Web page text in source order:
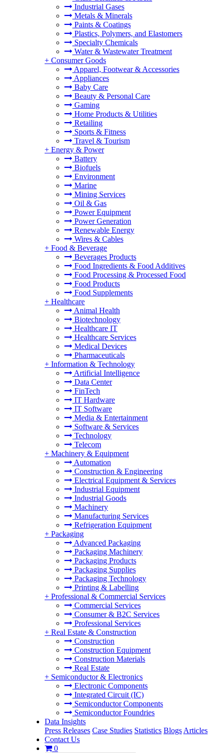
Industrial Gases
Metals & Minerals
Paints & Coatings
Plastics, Polymers, and Elastomers
Specialty Chemicals
Water & Wastewater Treatment
+ Consumer Goods
Apparel, Footwear & Accessories
Appliances
Baby Care
Beauty & Personal Care
Gaming
Home Products & Utilities
Retailing
Sports & Fitness
Travel & Tourism
+ Energy & Power
Battery
Biofuels
Environment
Marine
Mining Services
Oil & Gas
Power Equipment
Power Generation
Renewable Energy
Wires & Cables
+ Food & Beverage
Beverages Products
Food Ingredients & Food Additives
Food Processing & Processed Food
Food Products
Food Supplements
+ Healthcare
Animal Health
Biotechnology
Healthcare IT
Healthcare Services
Medical Devices
Pharmaceuticals
+ Information & Technology
Artificial Intelligence
Data Center
FinTech
IT Hardware
IT Software
Media & Entertainment
Software & Services
Technology
Telecom
+ Machinery & Equipment
Automation
Construction & Engineering
Electrical Equipment & Services
Industrial Equipment
Industrial Goods
Machinery
Manufacturing Services
Refrigeration Equipment
+ Packaging
Advanced Packaging
Packaging Machinery
Packaging Products
Packaging Supplies
Packaging Technology
Printing & Labelling
+ Professional & Commercial Services
Commercial Services
Consumer & B2C Services
Professional Services
+ Real Estate & Construction
Construction
Construction Equipment
Construction Materials
Real Estate
+ Semiconductor & Electronics
Electronic Components
Integrated Circuit (IC)
Semiconductor Components
Semiconductor Foundries
Data Insights
Press Releases Case Studies Statistics Blogs Articles
Contact Us
0